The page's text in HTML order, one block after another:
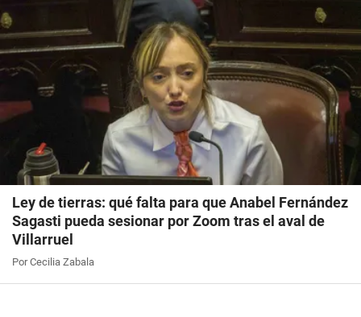
Ley de tierras: qué falta para que Anabel Fernández
Sagasti pueda sesionar por Zoom tras el aval de
Villarruel
Por Cecilia Zabala